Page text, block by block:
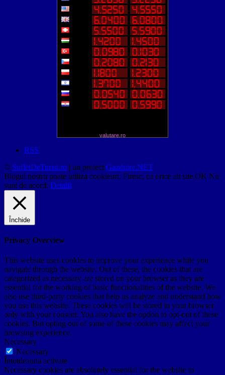
valutare.ro
RSS
© SufletDeTurist.ro | un proiect Gazduire.NET
Blogul nostru poate utiliza cookieuri. Firesc, ca orice alt site.OK Nu
sunt de acord. Detalii
Închide
Privacy Overview
This website uses cookies to improve your experience while you
navigate through the website. Out of these, the cookies that are
categorized as necessary are stored on your browser as they are
essential for the working of basic functionalities of the website. We
also use third-party cookies that help us analyze and understand how
you use this website. These cookies will be stored in your browser
only with your consent. You also have the option to opt-out of these
cookies. But opting out of some of these cookies may affect your
browsing experience.
Necessary
Necessary
Întotdeauna activate
Necessary cookies are absolutely essential for the website to